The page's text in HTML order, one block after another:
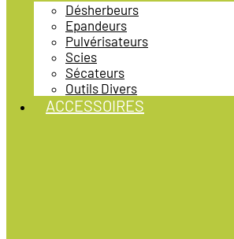
Désherbeurs
Epandeurs
Pulvérisateurs
Scies
Sécateurs
Outils Divers
ACCESSOIRES